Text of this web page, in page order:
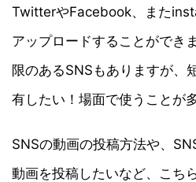
TwitterやFacebook、また
アップロードすることができ
限のあるSNSもありますが、
有したい！場面で使うことが
SNSの動画の投稿方法や、
動画を投稿したいなど、こち